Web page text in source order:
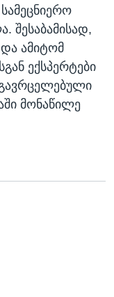
სამეცნიერო
შესაბამისად,
ამიტომ
ექსპერტები
გავრცელებული
მონაწილე